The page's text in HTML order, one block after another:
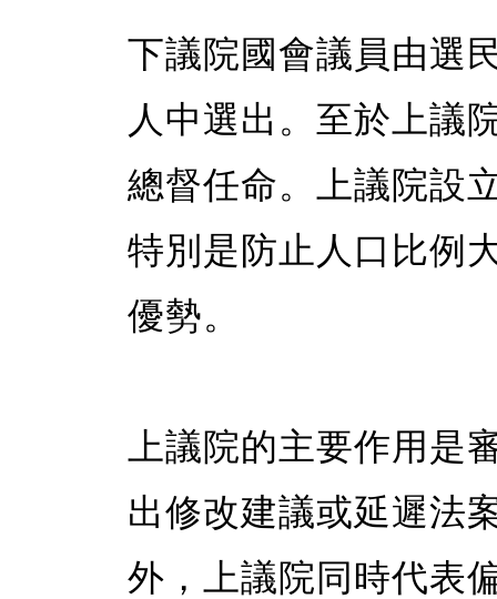
下議院國會議員由選
人中選出。至於上議
總督任命。上議院設
特別是防止人口比例
優勢。
上議院的主要作用是
出修改建議或延遲法
外，上議院同時代表